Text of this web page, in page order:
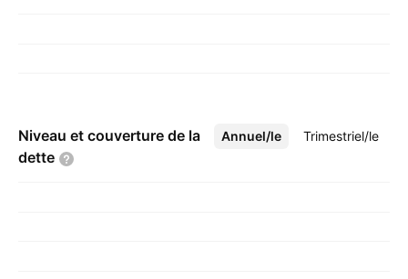
Niveau et couverture de la
dette
Annuel/le Trimestriel/le
Plus